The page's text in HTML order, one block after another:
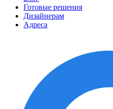
Готовые решения
Дизайнерам
Адреса